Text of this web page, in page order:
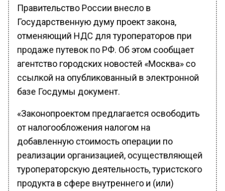
Правительство России внесло в
Государственную думу проект закона,
отменяющий НДС для туроператоров при
продаже путевок по РФ. Об этом сообщает
агентство городских новостей «Москва» со
ссылкой на опубликованный в электронной
базе Госдумы документ.
«Законопроектом предлагается освободить
от налогообложения налогом на
добавленную стоимость операции по
реализации организацией, осуществляющей
туроператорскую деятельность, туристского
продукта в сфере внутреннего и (или)